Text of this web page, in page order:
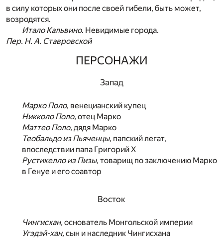
в силу которых они после своей гибели, быть может,
возродятся.
Итало Кальвино. Невидимые города.
Пер. Н. А. Ставровской
ПЕРСОНАЖИ
Запад
Марко Поло, венецианский купец
Никколо Поло, отец Марко
Маттео Поло, дядя Марко
Теобальдо из Пьяченцы, папский легат,
впоследствии папа Григорий X
Рустикелло из Пизы, товарищ по заключению Марко
в Генуе и его соавтор
Восток
Чингисхан, основатель Монгольской империи
Угэдэй-хан, сын и наследник Чингисхана